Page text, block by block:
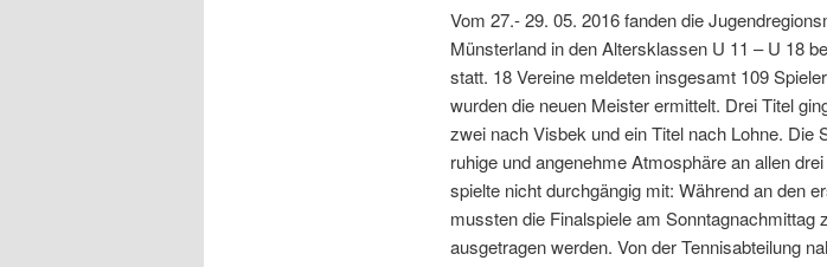
Vom 27.- 29. 05. 2016 fanden die
Münsterland in den Altersklassen U 11 – U 18
statt. 18 Vereine meldeten insgesamt 109
wurden die neuen Meister ermittelt. Drei Titel
zwei nach Visbek und ein Titel nach Lohne. Die
ruhige und angenehme Atmosphäre an allen
spielte nicht durchgängig mit: Während an den
mussten die Finalspiele am
ausgetragen werden. Von der Tennisabteilung